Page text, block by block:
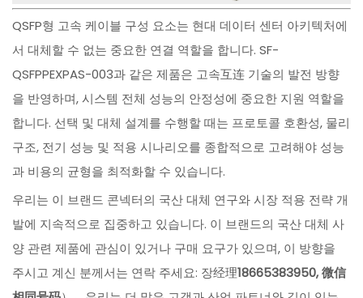
QSFP형 고속 케이블 구성 요소는 현대 데이터 센터 아키텍처에
서 대체할 수 없는 중요한 연결 역할을 합니다. SF-
QSFPPEXPAS-003과 같은 제품은 고속互连 기술의 발전 방향
을 반영하며, 시스템 전체 성능의 안정성에 중요한 지원 역할을
합니다. 선택 및 대체 설계를 수행할 때는 프로토콜 호환성, 물리
구조, 전기 성능 및 적용 시나리오를 종합적으로 고려해야 성능
과 비용의 균형을 최적화할 수 있습니다.
우리는 이 브랜드 콘넥터의 국산 대체 연구와 시장 적용 전략 개
발에 지속적으로 집중하고 있습니다. 이 브랜드의 국산 대체 사
양 관련 제품에 관심이 있거나 구매 요구가 있으며, 이 방향을
주시고 계신 분께서는 연락 주세요: 장经理18665383950, 微信